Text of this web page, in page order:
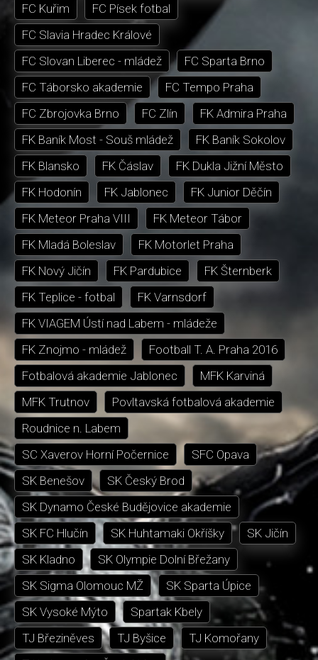
FC Kuřim
FC Písek fotbal
FC Slavia Hradec Králové
FC Slovan Liberec - mládež
FC Sparta Brno
FC Táborsko akademie
FC Tempo Praha
FC Zbrojovka Brno
FC Zlín
FK Admira Praha
FK Baník Most - Souš mládež
FK Baník Sokolov
FK Blansko
FK Čáslav
FK Dukla Jižní Město
FK Hodonín
FK Jablonec
FK Junior Děčín
FK Meteor Praha VIII
FK Meteor Tábor
FK Mladá Boleslav
FK Motorlet Praha
FK Nový Jičín
FK Pardubice
FK Šternberk
FK Teplice - fotbal
FK Varnsdorf
FK VIAGEM Ústí nad Labem - mládeže
FK Znojmo - mládež
Football T. A. Praha 2016
Fotbalová akademie Jablonec
MFK Karviná
MFK Trutnov
Povltavská fotbalová akademie
Roudnice n. Labem
SC Xaverov Horní Počernice
SFC Opava
SK Benešov
SK Český Brod
SK Dynamo České Budějovice akademie
SK FC Hlučín
SK Huhtamaki Okříšky
SK Jičín
SK Kladno
SK Olympie Dolní Břežany
SK Sigma Olomouc MŽ
SK Sparta Úpice
SK Vysoké Mýto
Spartak Kbely
TJ Březiněves
TJ Byšice
TJ Komořany